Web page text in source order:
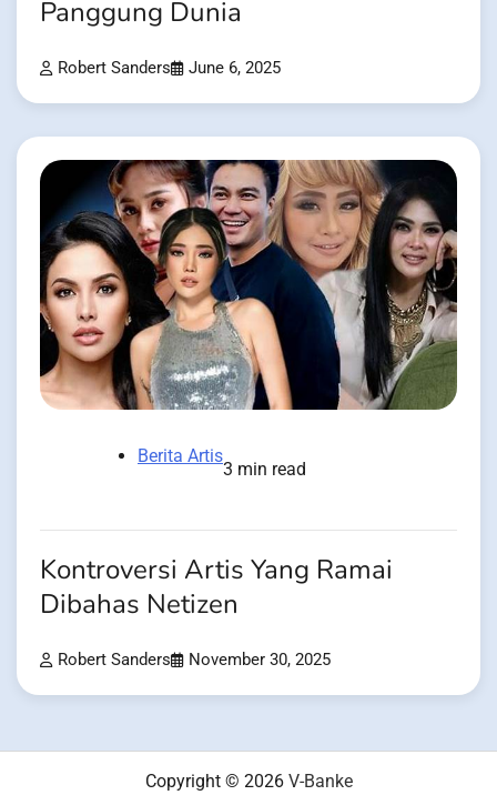
Panggung Dunia
Robert Sanders June 6, 2025
Berita Artis
3 min read
Kontroversi Artis Yang Ramai
Dibahas Netizen
Robert Sanders November 30, 2025
Copyright © 2026 V-Banke